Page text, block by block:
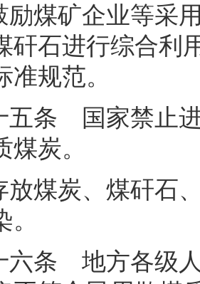
励煤矿企业等采
矸石进行综合利
规范。
五条 国家禁止
炭。
放煤炭、煤矸石
六条 地方各级